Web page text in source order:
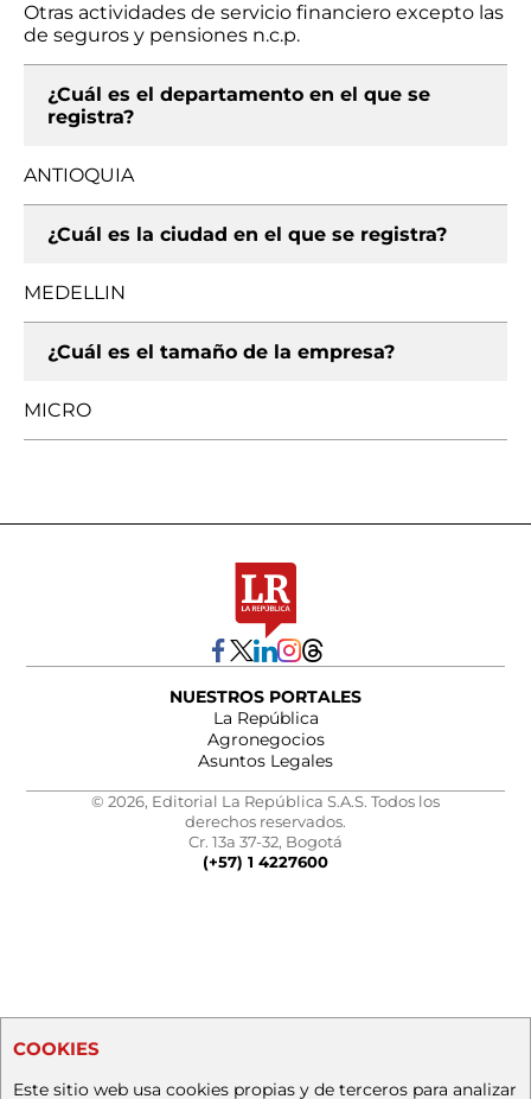
Otras actividades de servicio financiero excepto las
de seguros y pensiones n.c.p.
¿Cuál es el departamento en el que se
registra?
ANTIOQUIA
¿Cuál es la ciudad en el que se registra?
MEDELLIN
¿Cuál es el tamaño de la empresa?
MICRO
NUESTROS PORTALES
La República
Agronegocios
Asuntos Legales
© 2026, Editorial La República S.A.S. Todos los
derechos reservados.
Cr. 13a 37-32, Bogotá
(+57) 1 4227600
COOKIES
Este sitio web usa cookies propias y de terceros para analizar